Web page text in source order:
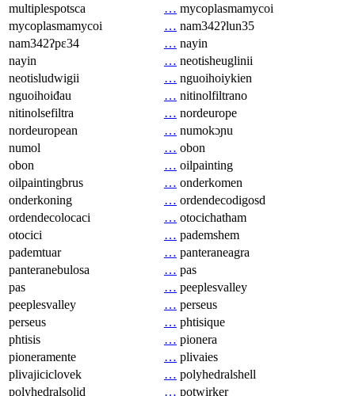
multiplespotsca
… mycoplasmamycoi
mycoplasmamycoi
… nam342ʔlun35
nam342ʔpɛ34
… nayin
nayin
… neotisheuglinii
neotisludwigii
… nguoihoiykien
nguoihoiđau
… nitinolfiltrano
nitinolsefiltra
… nordeurope
nordeuropean
… numokɔɲu
numol
… obon
obon
… oilpainting
oilpaintingbrus
… onderkomen
onderkoning
… ordendecodigosd
ordendecolocaci
… otocichatham
otocici
… pademshem
pademtuar
… panteraneagra
panteranebulosa
… pas
pas
… peeplesvalley
peeplesvalley
… perseus
perseus
… phtisique
phtisis
… pionera
pioneramente
… plivaies
plivajiciclovek
… polyhedralshell
polyhedralsolid
… potwirker